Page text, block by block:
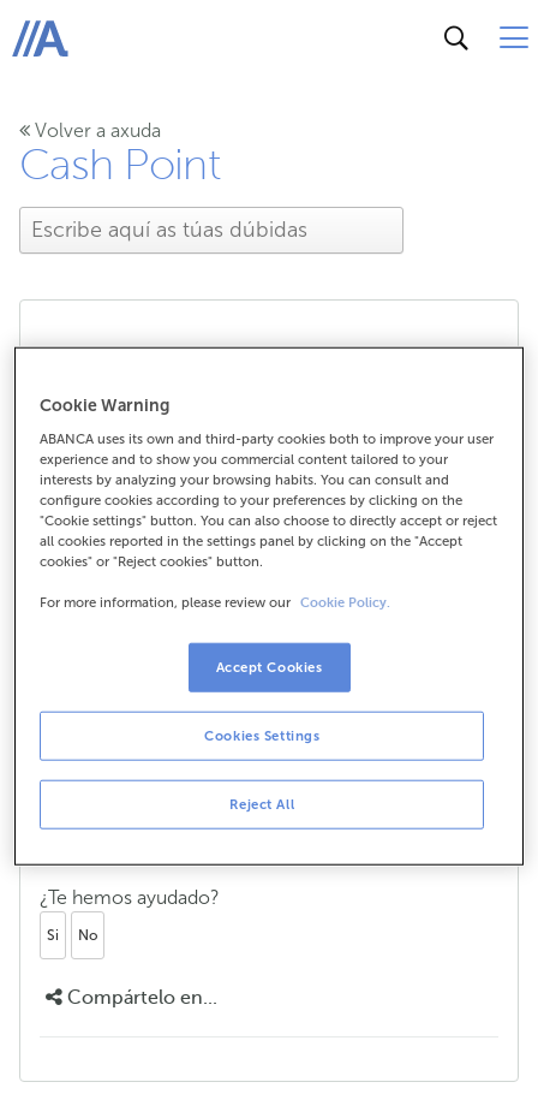
ABANCA
Volver a axuda
Cash Point
de efectivo nestes
puntos?
Como funciona a retirada de efectivo
nestes puntos?
Localiza o establecemento.
Indica o importe ao dependente.
Achega a túa tarxeta ao TPV (contactless).
¿Te hemos ayudado?
Si No
Compártelo en...
Cookie Warning
ABANCA uses its own and third-party cookies both to improve your user
experience and to show you commercial content tailored to your
interests by analyzing your browsing habits. You can consult and
configure cookies according to your preferences by clicking on the
"Cookie settings" button. You can also choose to directly accept or reject
all cookies reported in the settings panel by clicking on the "Accept
cookies" or "Reject cookies" button.
For more information, please review our Cookie Policy.
Reject All
Cookies Settings
Accept Cookies